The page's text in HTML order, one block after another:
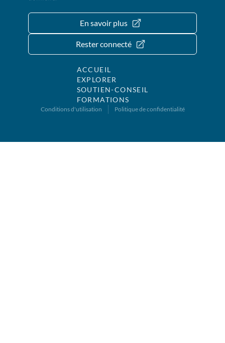
En savoir plus
Rester connecté
ACCUEIL
EXPLORER
SOUTIEN-CONSEIL
FORMATIONS
Conditions d'utilisation Politique de confidentialité